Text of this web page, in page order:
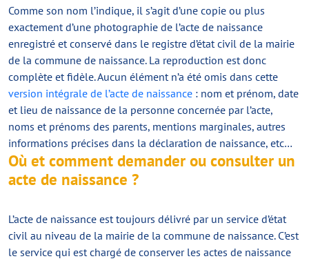
Comme son nom l’indique, il s’agit d’une copie ou plus
exactement d’une photographie de l’acte de naissance
enregistré et conservé dans le registre d’état civil de la mairie
de la commune de naissance. La reproduction est donc
complète et fidèle. Aucun élément n’a été omis dans cette
version intégrale de l’acte de naissance : nom et prénom, date
et lieu de naissance de la personne concernée par l’acte,
noms et prénoms des parents, mentions marginales, autres
informations précises dans la déclaration de naissance, etc…
Où et comment demander ou consulter un
acte de naissance ?
L’acte de naissance est toujours délivré par un service d’état
civil au niveau de la mairie de la commune de naissance. C’est
le service qui est chargé de conserver les actes de naissance